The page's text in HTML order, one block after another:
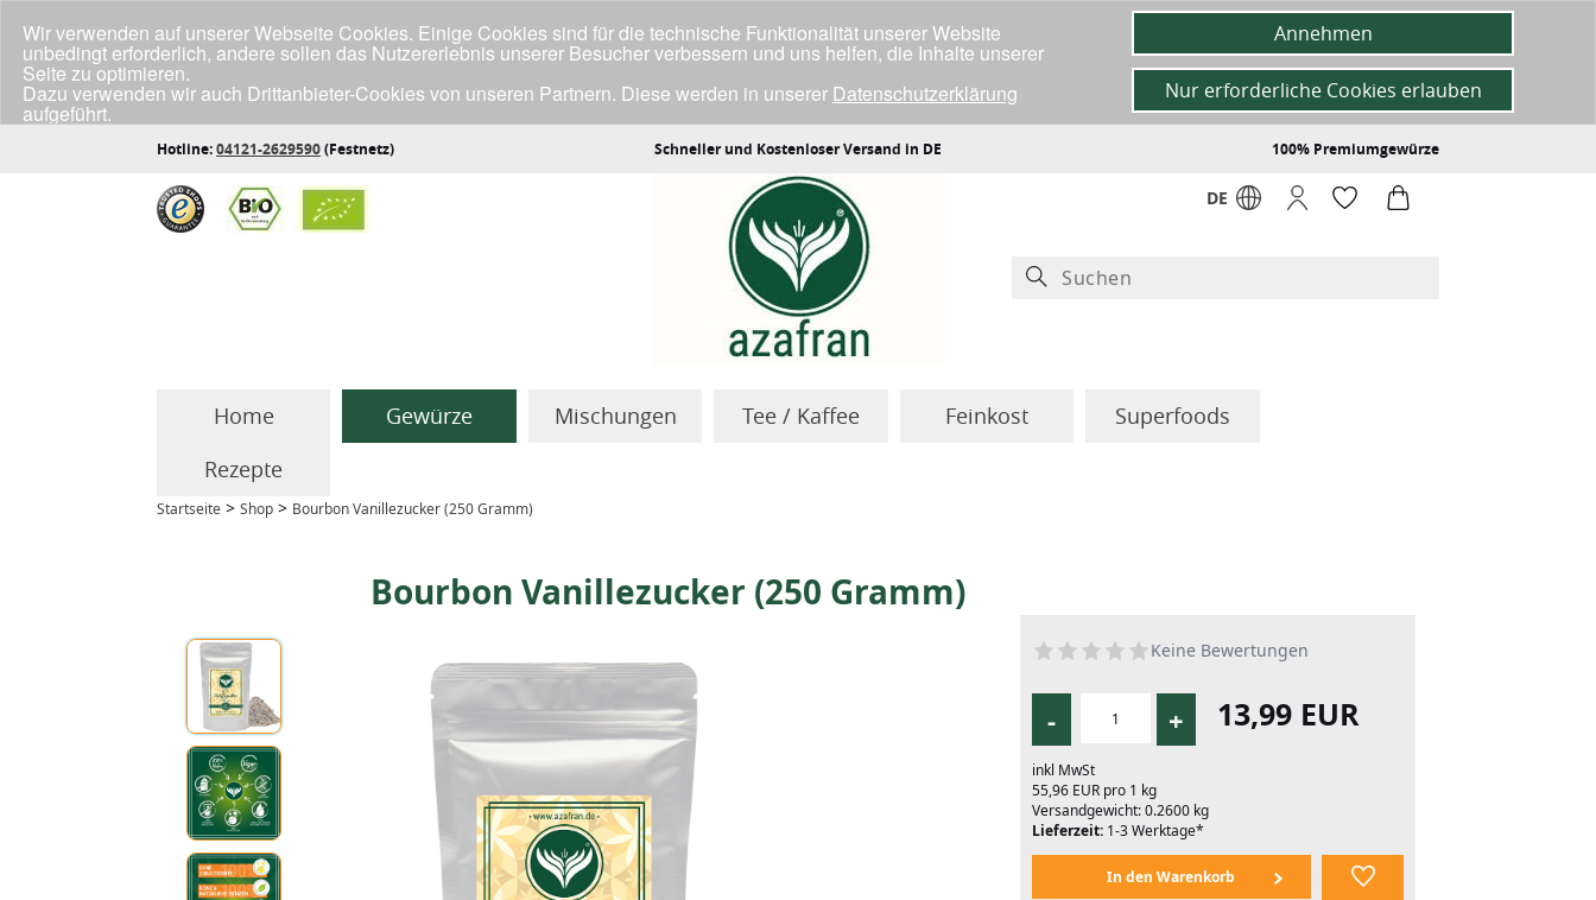
Hotline:04121-2629590(Festnetz) Schneller und Kostenloser Versand in DE 100% Premiumgewürze
DE
Home Gewürze Mischungen Tee / Kaffee Feinkost
Superfoods
Rezepte
Startseite > Shop > Bourbon Vanillezucker (250 Gramm)
Bourbon Vanillezucker (250 Gramm)
Keine Bewertungen
- + 13,99 EUR
inkl MwSt
55,96 EUR pro 1 kg
Versandgewicht: 0.2600 kg
Lieferzeit:1-3 Werktage*
Wir verwenden auf unserer Webseite Cookies. Einige Cookies sind für die technische Funktionalität unserer Website
unbedingt erforderlich, andere sollen das Nutzererlebnis unserer Besucher verbessern und uns helfen, die Inhalte unserer
Seite zu optimieren.
Dazu verwenden wir auch Drittanbieter-Cookies von unseren Partnern. Diese werden in unserer Datenschutzerklärung
aufgeführt.
Klicke unten auf "Annehmen", wenn du mit der Verwendung aller Cookies einverstanden bist.
Annehmen
Nur erforderliche Cookies erlauben